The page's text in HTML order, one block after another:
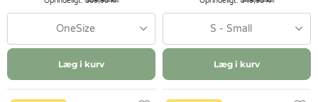
OneSize
Læg i kurv
S - Small
Læg i kurv